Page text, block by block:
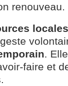
renouveau.
.
faire et